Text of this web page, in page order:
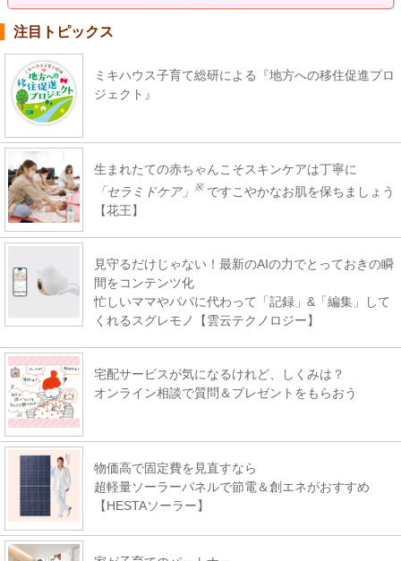
注目トピックス
ミキハウス子育て総研による『地方への移住促進プロ
ジェクト』
生まれたての赤ちゃんこそスキンケアは丁寧に
「セラミドケア」
※ ですこやかなお肌を保ちましょう
【花王】
見守るだけじゃない！最新のAIの力でとっておきの瞬
間をコンテンツ化
忙しいママやパパに代わって「記録」&「編集」して
くれるスグレモノ【雲云テクノロジー】
宅配サービスが気になるけれど、しくみは？
オンライン相談で質問＆プレゼントをもらおう
物価高で固定費を見直すなら
超軽量ソーラーパネルで節電＆創エネがおすすめ
【HESTAソーラー】